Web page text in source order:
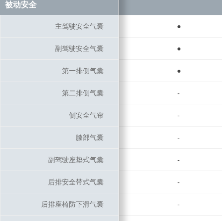
被动安全
主驾驶安全气囊 ●
副驾驶安全气囊 ●
第一排侧气囊 ●
第二排侧气囊 -
侧安全气帘 -
膝部气囊 -
副驾驶座垫式气囊 -
后排安全带式气囊 -
后排座椅防下滑气囊 -
被动安全
主驾驶安全气囊
副驾驶安全气囊
第一排侧气囊
第二排侧气囊
侧安全气帘
膝部气囊
副驾驶座垫式气囊
后排安全带式气囊
后排座椅防下滑气囊